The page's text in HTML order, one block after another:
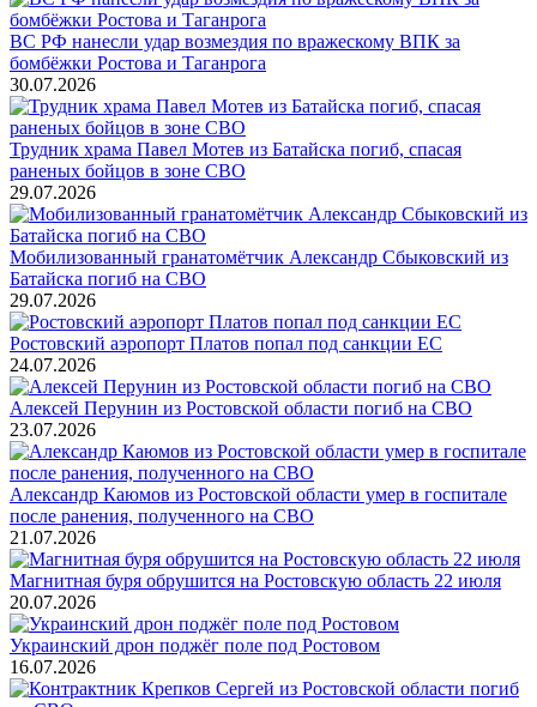
ВС РФ нанесли удар возмездия по вражескому ВПК за
бомбёжки Ростова и Таганрога
30.07.2026
Трудник храма Павел Мотев из Батайска погиб, спасая
раненых бойцов в зоне СВО
29.07.2026
Мобилизованный гранатомётчик Александр Сбыковский из
Батайска погиб на СВО
29.07.2026
Ростовский аэропорт Платов попал под санкции ЕС
24.07.2026
Алексей Перунин из Ростовской области погиб на СВО
23.07.2026
Александр Каюмов из Ростовской области умер в госпитале
после ранения, полученного на СВО
21.07.2026
Магнитная буря обрушится на Ростовскую область 22 июля
20.07.2026
Украинский дрон поджёг поле под Ростовом
16.07.2026